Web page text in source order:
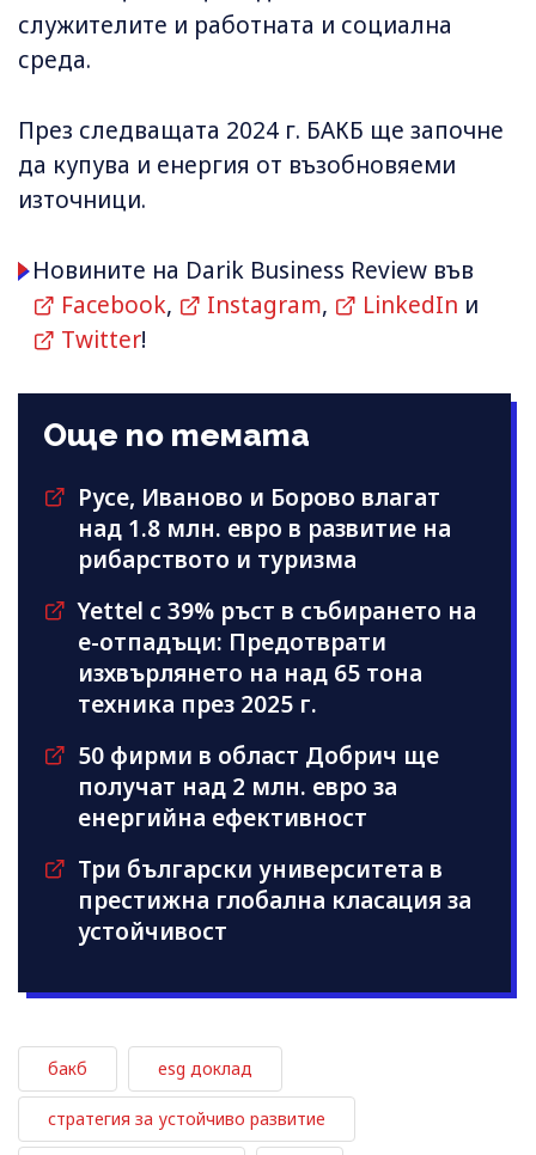
служителите и работната и социална
среда.
През следващата 2024 г. БАКБ ще започне
да купува и енергия от възобновяеми
източници.
Новините на Darik Business Review във
Facebook, Instagram, LinkedIn и
Twitter!
Още по темата
Русе, Иваново и Борово влагат
над 1.8 млн. евро в развитие на
рибарството и туризма
Yettel с 39% ръст в събирането на
е-отпадъци: Предотврати
изхвърлянето на над 65 тона
техника през 2025 г.
50 фирми в област Добрич ще
получат над 2 млн. евро за
енергийна ефективност
Три български университета в
престижна глобална класация за
устойчивост
бакб esg доклад
стратегия за устойчиво развитие